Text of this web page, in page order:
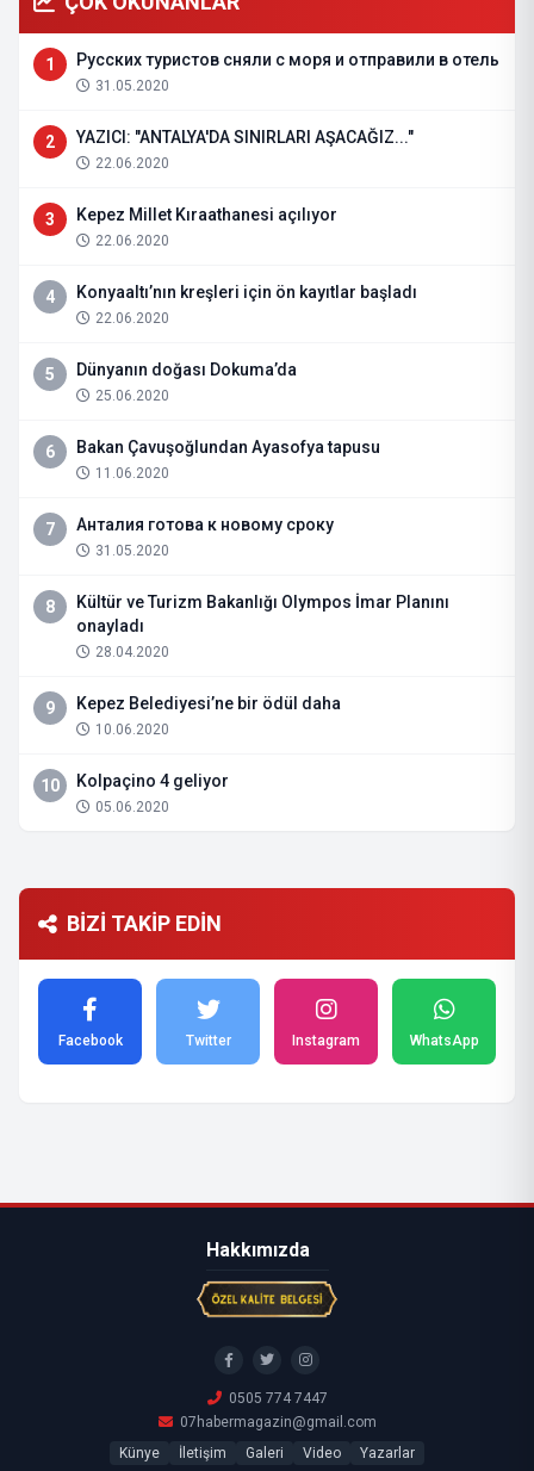
1 Русских туристов сняли с моря и отправили в отель
31.05.2020
2 YAZICI: "ANTALYA'DA SINIRLARI AŞACAĞIZ..."
22.06.2020
3 Kepez Millet Kıraathanesi açılıyor
22.06.2020
4 Konyaaltı’nın kreşleri için ön kayıtlar başladı
22.06.2020
5 Dünyanın doğası Dokuma’da
25.06.2020
6 Bakan Çavuşoğlundan Ayasofya tapusu
11.06.2020
7 Анталия готова к новому сроку
31.05.2020
8
Kültür ve Turizm Bakanlığı Olympos İmar Planını
onayladı
28.04.2020
9 Kepez Belediyesi’ne bir ödül daha
10.06.2020
10 Kolpaçino 4 geliyor
05.06.2020
BİZİ TAKİP EDİN
Facebook Twitter Instagram WhatsApp
Hakkımızda
0505 774 7447
07habermagazin@gmail.com
Künye
İletişim Galeri Video Yazarlar